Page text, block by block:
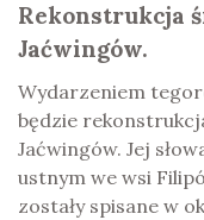
Rekonstrukcja
Jaćwingów.
Wydarzeniem
będzie
Jaćwingów. Jej
ustnym we wsi
zostały spisane w